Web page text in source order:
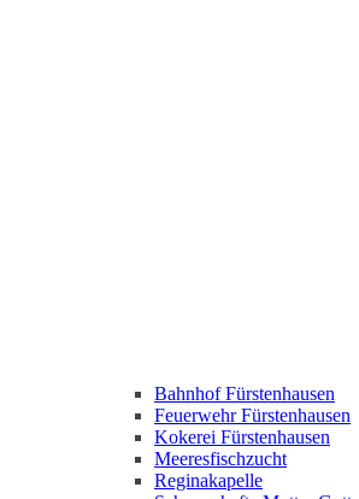
Bahnhof Fürstenhausen
Feuerwehr Fürstenhausen
Kokerei Fürstenhausen
Meeresfischzucht
Reginakapelle